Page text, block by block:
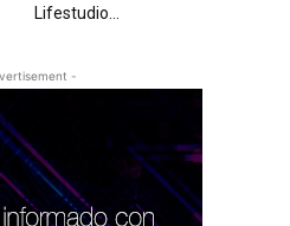
Lifestudio...
-